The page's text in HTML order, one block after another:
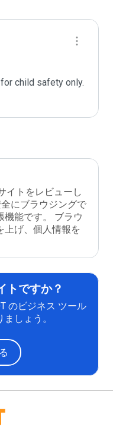
child safety only.
イトをレビューし
にブラウジングで
機能です。 ブラウ
上げ、個人情報を
トですか？
のビジネス ツール
しょう。